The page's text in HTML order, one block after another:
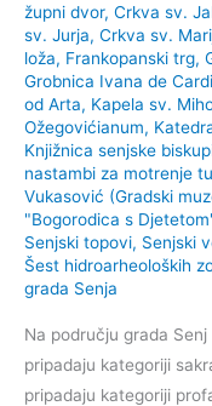
župni dvor, Crkva sv.
sv. Jurja, Crkva sv.
loža, Frankopanski trg,
Grobnica Ivana de
od Arta, Kapela sv.
Ožegovićianum,
Knjižnica senjske
nastambi za motrenje
Vukasović (Gradski
"Bogorodica s
Senjski topovi, Senjski
Šest hidroarheoloških
grada Senja
Na području grada
pripadaju kategoriji
pripadaju kategoriji